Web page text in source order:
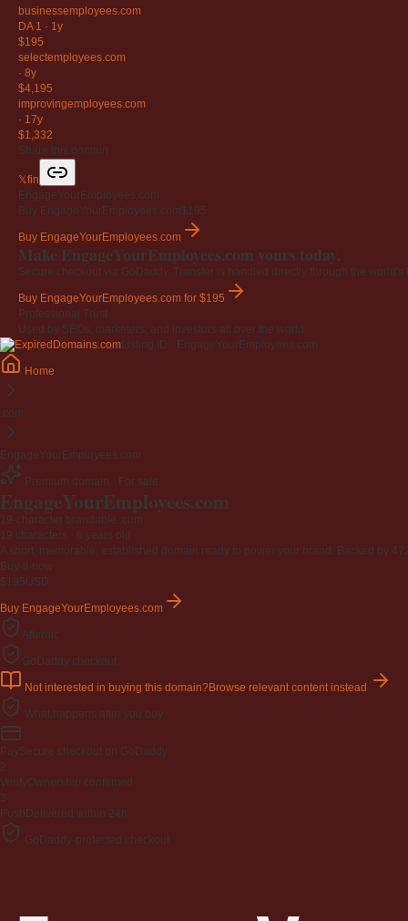
businessemployees.com
DA 1 · 1y
$195
selectemployees.com
· 8y
$4,195
improvingemployees.com
· 17y
$1,332
Share this domain
𝕏fin
EngageYourEmployees.com
Buy EngageYourEmployees.com$195
Buy EngageYourEmployees.com
Make EngageYourEmployees.com yours today.
Secure checkout via GoDaddy. Transfer is handled directly through the world's
Buy EngageYourEmployees.com for $195
Professional Trust
Used by SEOs, marketers, and investors all over the world.
Listing ID · EngageYourEmployees.com
Home
.com
EngageYourEmployees.com
Premium domain · For sale
EngageYourEmployees.com
19-character brandable .com
19 characters · 6 years old
A short, memorable, established domain ready to power your brand. Backed by
Buy-it-now
$195USD
Buy EngageYourEmployees.com
Afternic
GoDaddy checkout
Not interested in buying this domain?Browse relevant content instead
What happens after you buy
PaySecure checkout on GoDaddy
2
VerifyOwnership confirmed
3
Push Delivered within 24h
GoDaddy-protected checkout